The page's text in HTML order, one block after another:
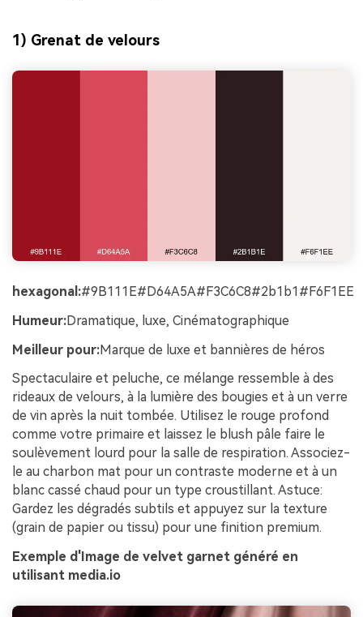
1) Grenat de velours
hexagonal:#9B111E#D64A5A#F3C6C8#2b1b1#F6F1EE
Humeur:Dramatique, luxe, Cinématographique
Meilleur pour:Marque de luxe et bannières de héros
Spectaculaire et peluche, ce mélange ressemble à des
rideaux de velours, à la lumière des bougies et à un verre
de vin après la nuit tombée. Utilisez le rouge profond
comme votre primaire et laissez le blush pâle faire le
soulèvement lourd pour la salle de respiration. Associez-
le au charbon mat pour un contraste moderne et à un
blanc cassé chaud pour un type croustillant. Astuce:
Gardez les dégradés subtils et appuyez sur la texture
(grain de papier ou tissu) pour une finition premium.
Exemple d'Image de velvet garnet généré en
utilisant media.io